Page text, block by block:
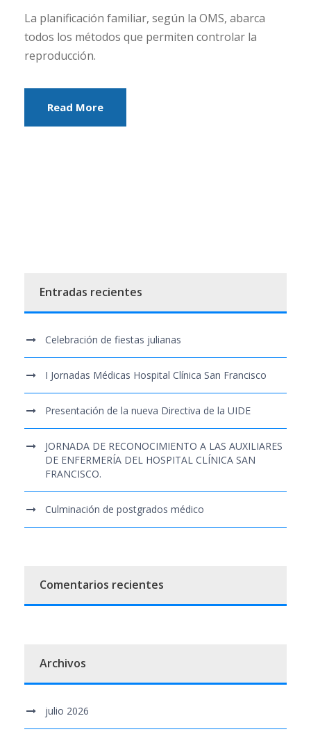
La planificación familiar, según la OMS, abarca
todos los métodos que permiten controlar la
reproducción.
Read More
Entradas recientes
Celebración de fiestas julianas
I Jornadas Médicas Hospital Clínica San Francisco
Presentación de la nueva Directiva de la UIDE
JORNADA DE RECONOCIMIENTO A LAS AUXILIARES
DE ENFERMERÍA DEL HOSPITAL CLÍNICA SAN
FRANCISCO.
Culminación de postgrados médico
Comentarios recientes
Archivos
julio 2026